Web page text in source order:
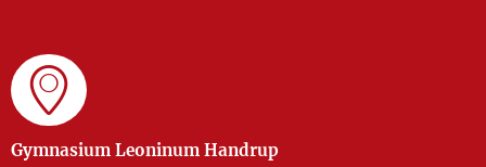
Gymnasium Leoninum Handrup